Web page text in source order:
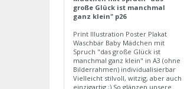
große Glück ist manchmal
ganz klein" p26
Print Illustration Poster Plakat
Waschbär Baby Mädchen mit
Spruch "das große Glück ist
manchmal ganz klein" in A3 (ohne
Bilderrahmen) individualisierbar
Vielleicht stilvoll, witzig, aber auch
einzigartig ;) So glänzen unsere